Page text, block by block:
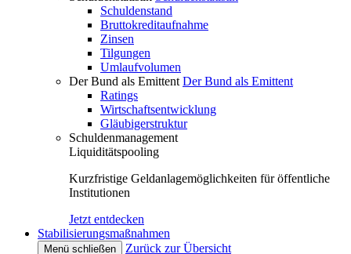
Schuldenstand
Bruttokreditaufnahme
Zinsen
Tilgungen
Umlaufvolumen
Der Bund als Emittent Der Bund als Emittent
Ratings
Wirtschaftsentwicklung
Gläubigerstruktur
Schuldenmanagement
Liquiditätspooling
Kurzfristige Geldanlagemöglichkeiten für öffentliche
Institutionen
Jetzt entdecken
Stabilisierungsmaßnahmen
Menü schließen
Zurück zur Übersicht